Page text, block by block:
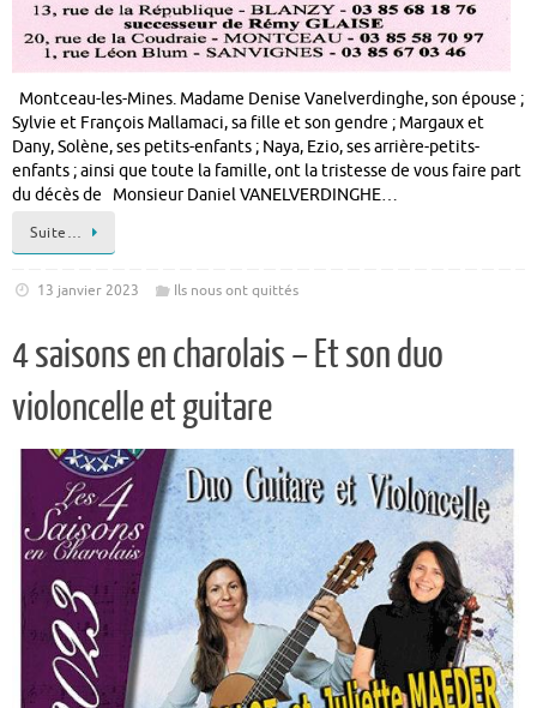
Montceau-les-Mines. Madame Denise Vanelverdinghe, son épouse ;
Sylvie et François Mallamaci, sa fille et son gendre ; Margaux et
Dany, Solène, ses petits-enfants ; Naya, Ezio, ses arrière-petits-
enfants ; ainsi que toute la famille, ont la tristesse de vous faire part
du décès de Monsieur Daniel VANELVERDINGHE…
Suite…
13 janvier 2023 Ils nous ont quittés
4 saisons en charolais – Et son duo
violoncelle et guitare